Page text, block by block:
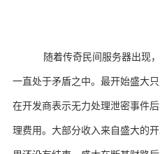
随着传奇民间服务器出现
一直处于矛盾之中。最开始盛大
在开发商表示无力处理泄密事件
理费用。大部分收入来自盛大的